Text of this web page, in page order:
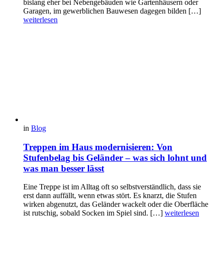
bislang eher bei Nebengebäuden wie Gartenhäusern oder
Garagen, im gewerblichen Bauwesen dagegen bilden […]
weiterlesen
in Blog
Treppen im Haus modernisieren: Von
Stufenbelag bis Geländer – was sich lohnt und
was man besser lässt
Eine Treppe ist im Alltag oft so selbstverständlich, dass sie
erst dann auffällt, wenn etwas stört. Es knarzt, die Stufen
wirken abgenutzt, das Geländer wackelt oder die Oberfläche
ist rutschig, sobald Socken im Spiel sind. […] weiterlesen